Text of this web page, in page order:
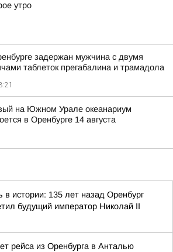
утро
задержан мужчина с двумя
таблеток прегабалина и трамадола
на Южном Урале океанариум
в Оренбурге 14 августа
в истории: 135 лет назад Оренбург
будущий император Николай II
рейса из Оренбурга в Анталью